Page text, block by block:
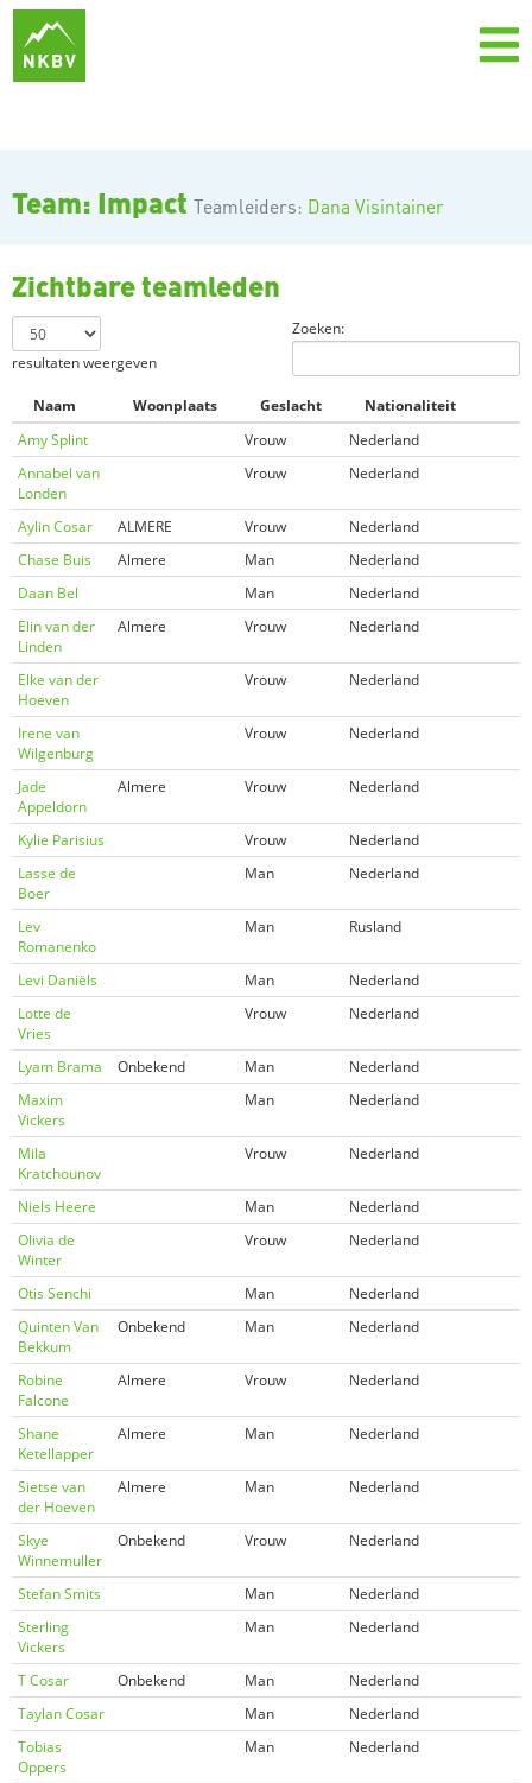
Team: Impact Teamleiders: Dana Visintainer
Zichtbare teamleden
resultaten weergeven
Zoeken:
Naam Woonplaats Geslacht
Nationaliteit
Amy Splint
Vrouw
Nederland
Annabel van
Londen
Vrouw Nederland
Aylin Cosar ALMERE Vrouw
Nederland
Chase Buis
Almere Man
Nederland
Daan Bel
Man
Nederland
Elin van der
Linden
Almere Vrouw Nederland
Elke van der
Hoeven
Vrouw Nederland
Irene van
Wilgenburg
Vrouw Nederland
Jade
Appeldorn
Almere Vrouw Nederland
Kylie Parisius Vrouw
Nederland
Lasse de
Boer
Man Nederland
Lev
Romanenko
Man Rusland
Levi Daniëls Man
Nederland
Lotte de
Vries
Vrouw Nederland
Lyam Brama Onbekend Man
Nederland
Maxim
Vickers
Man Nederland
Mila
Kratchounov
Vrouw Nederland
Niels Heere Man
Nederland
Olivia de
Winter
Vrouw Nederland
Otis Senchi Man
Nederland
Quinten Van
Bekkum
Onbekend Man Nederland
Robine
Falcone
Almere Vrouw Nederland
Shane
Ketellapper
Almere Man Nederland
Sietse van
der Hoeven
Almere Man Nederland
Skye
Winnemuller
Onbekend Vrouw Nederland
Stefan Smits Man
Nederland
Sterling
Vickers
Man Nederland
T Cosar Onbekend Man
Nederland
Taylan Cosar
Man
Nederland
Tobias
Oppers
Man Nederland